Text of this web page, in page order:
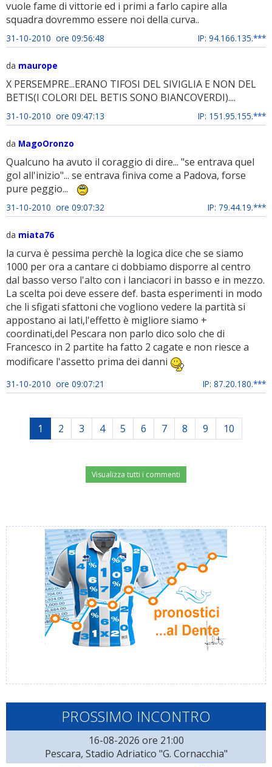
vuole fame di vittorie ed i primi a farlo capire alla
squadra dovremmo essere noi della curva..
31-10-2010 ore 09:56:48 IP: 94.166.135.***
da maurope
X PERSEMPRE...ERANO TIFOSI DEL SIVIGLIA E NON DEL
BETIS(I COLORI DEL BETIS SONO BIANCOVERDI)....
31-10-2010 ore 09:47:13 IP: 151.95.155.***
da MagoOronzo
Qualcuno ha avuto il coraggio di dire... "se entrava quel
gol all'inizio"... se entrava finiva come a Padova, forse
pure peggio...
31-10-2010 ore 09:07:32 IP: 79.44.19.***
da miata76
la curva è pessima perchè la logica dice che se siamo
1000 per ora a cantare ci dobbiamo disporre al centro
dal basso verso l'alto con i lanciacori in basso e in mezzo.
La scelta poi deve essere def. basta esperimenti in modo
che li sfigati sfattoni che vogliono vedere la partità si
appostano ai lati,l'effetto è migliore siamo +
coordinati,del Pescara non parlo dico solo che di
Francesco in 2 partite ha fatto 2 cagate e non riesce a
modificare l'assetto prima dei danni
31-10-2010 ore 09:07:21 IP: 87.20.180.***
1 2 3 4 5 6 7 8 9 10
Visualizza tutti i commenti
PROSSIMO INCONTRO
16-08-2026 ore 21:00
Pescara, Stadio Adriatico "G. Cornacchia"